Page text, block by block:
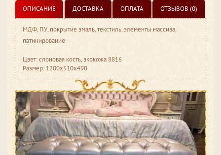
ОПИСАНИЕ ДОСТАВКА ОПЛАТА ОТЗЫВОВ (0)
МДФ, ПУ, покрытие эмаль, текстиль, элементы массива,
патинирование
Цвет: слоновая кость, экокожа 8816
Размер: 1200x510x490